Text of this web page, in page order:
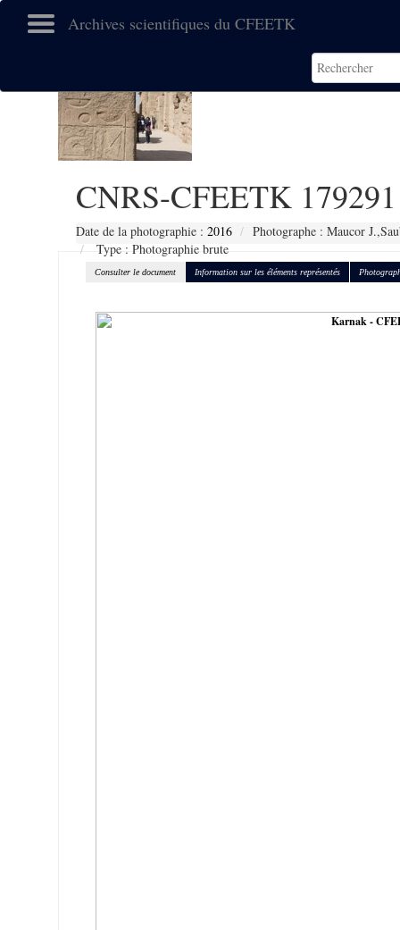
Archives scientifiques du CFEETK
CNRS-CFEETK 179291
Date de la photographie : 2016
Photographe : Maucor
Type : Photographie brute
Consulter le document Information sur les éléments représentés